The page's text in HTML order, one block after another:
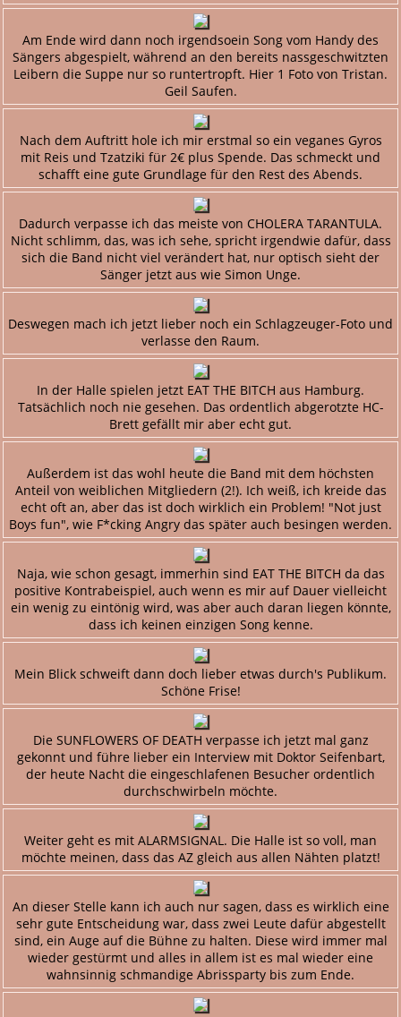
Am Ende wird dann noch irgendsoein Song vom Handy des
Sängers abgespielt, während an den bereits nassgeschwitzten
Leibern die Suppe nur so runtertropft. Hier 1 Foto von Tristan.
Geil Saufen.
Nach dem Auftritt hole ich mir erstmal so ein veganes Gyros
mit Reis und Tzatziki für 2€ plus Spende. Das schmeckt und
schafft eine gute Grundlage für den Rest des Abends.
Dadurch verpasse ich das meiste von CHOLERA TARANTULA.
Nicht schlimm, das, was ich sehe, spricht irgendwie dafür, dass
sich die Band nicht viel verändert hat, nur optisch sieht der
Sänger jetzt aus wie Simon Unge.
Deswegen mach ich jetzt lieber noch ein Schlagzeuger-Foto und
verlasse den Raum.
In der Halle spielen jetzt EAT THE BITCH aus Hamburg.
Tatsächlich noch nie gesehen. Das ordentlich abgerotzte HC-
Brett gefällt mir aber echt gut.
Außerdem ist das wohl heute die Band mit dem höchsten
Anteil von weiblichen Mitgliedern (2!). Ich weiß, ich kreide das
echt oft an, aber das ist doch wirklich ein Problem! "Not just
Boys fun", wie F*cking Angry das später auch besingen werden.
Naja, wie schon gesagt, immerhin sind EAT THE BITCH da das
positive Kontrabeispiel, auch wenn es mir auf Dauer vielleicht
ein wenig zu eintönig wird, was aber auch daran liegen könnte,
dass ich keinen einzigen Song kenne.
Mein Blick schweift dann doch lieber etwas durch's Publikum.
Schöne Frise!
Die SUNFLOWERS OF DEATH verpasse ich jetzt mal ganz
gekonnt und führe lieber ein Interview mit Doktor Seifenbart,
der heute Nacht die eingeschlafenen Besucher ordentlich
durchschwirbeln möchte.
Weiter geht es mit ALARMSIGNAL. Die Halle ist so voll, man
möchte meinen, dass das AZ gleich aus allen Nähten platzt!
An dieser Stelle kann ich auch nur sagen, dass es wirklich eine
sehr gute Entscheidung war, dass zwei Leute dafür abgestellt
sind, ein Auge auf die Bühne zu halten. Diese wird immer mal
wieder gestürmt und alles in allem ist es mal wieder eine
wahnsinnig schmandige Abrissparty bis zum Ende.